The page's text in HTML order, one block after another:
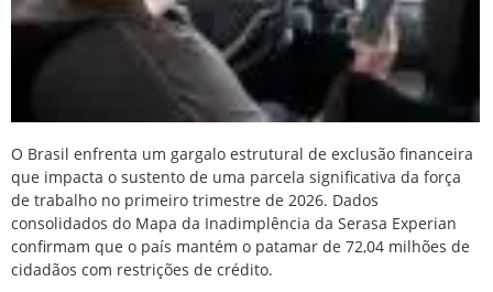
O Brasil enfrenta um gargalo estrutural de exclusão financeira
que impacta o sustento de uma parcela significativa da força
de trabalho no primeiro trimestre de 2026. Dados
consolidados do Mapa da Inadimplência da Serasa Experian
confirmam que o país mantém o patamar de 72,04 milhões de
cidadãos com restrições de crédito.